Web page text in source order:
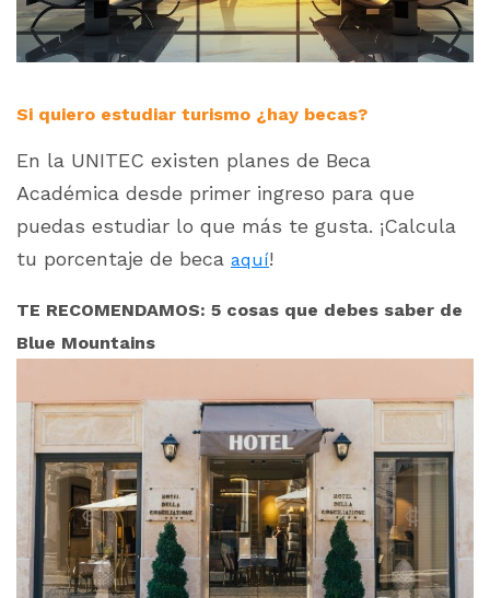
Si quiero estudiar turismo ¿hay becas?
En la UNITEC existen planes de Beca
Académica desde primer ingreso para que
puedas estudiar lo que más te gusta. ¡Calcula
tu porcentaje de beca aquí!
TE RECOMENDAMOS: 5 cosas que debes saber de
Blue Mountains